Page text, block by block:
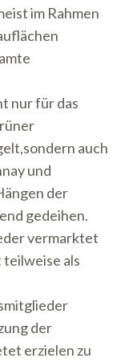
im Rahmen
nur für das
auch
und
der
gedeihen.
vermarktet
als
der
erzielen zu